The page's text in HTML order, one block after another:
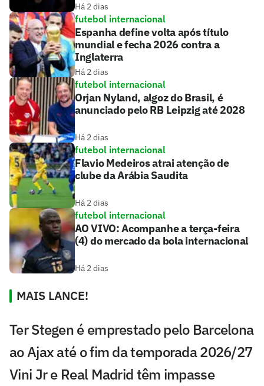
Há 2 dias
futebol internacional
Espanha define volta após título
mundial e fecha 2026 contra a
Inglaterra
Há 2 dias
futebol internacional
Orjan Nyland, algoz do Brasil, é
anunciado pelo RB Leipzig até 2028
Há 2 dias
futebol internacional
Flavio Medeiros atrai atenção de
clube da Arábia Saudita
Há 2 dias
futebol internacional
AO VIVO: Acompanhe a terça-feira
(4) do mercado da bola internacional
Há 2 dias
MAIS LANCE!
Ter Stegen é emprestado pelo Barcelona
ao Ajax até o fim da temporada 2026/27
Vini Jr e Real Madrid têm impasse